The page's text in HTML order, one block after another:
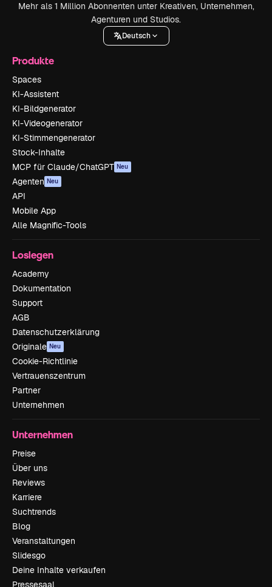
Mehr als 1 Million Abonnenten unter Kreativen, Unternehmen,
Agenturen und Studios.
Deutsch
Produkte
Spaces
KI-Assistent
KI-Bildgenerator
KI-Videogenerator
KI-Stimmengenerator
Stock-Inhalte
MCP für Claude/ChatGPT Neu
Agenten Neu
API
Mobile App
Alle Magnific-Tools
Loslegen
Academy
Dokumentation
Support
AGB
Datenschutzerklärung
Originale Neu
Cookie-Richtlinie
Vertrauenszentrum
Partner
Unternehmen
Unternehmen
Preise
Über uns
Reviews
Karriere
Suchtrends
Blog
Veranstaltungen
Slidesgo
Deine Inhalte verkaufen
Pressesaal